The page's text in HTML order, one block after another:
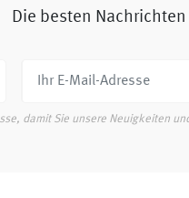
Die besten
damit Sie unsere Neuigkeiten